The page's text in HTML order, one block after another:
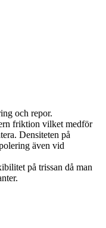
och repor.
friktion vilket medför
Densiteten på
även vid
på trissan då man